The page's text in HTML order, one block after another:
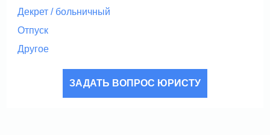
Декрет / больничный
Отпуск
Другое
ЗАДАТЬ ВОПРОС ЮРИСТУ